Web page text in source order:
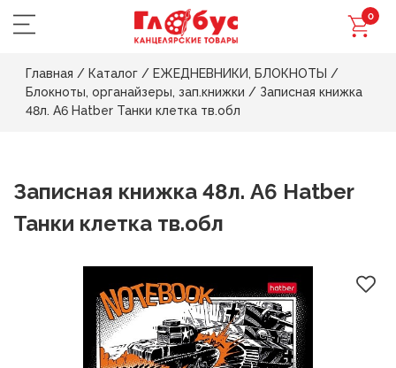
0
Главная / Каталог / ЕЖЕДНЕВНИКИ, БЛОКНОТЫ /
Блокноты, органайзеры, зап.книжки / Записная книжка
48л. А6 Hatber Танки клетка тв.обл
Записная книжка 48л. А6 Hatber
Танки клетка тв.обл